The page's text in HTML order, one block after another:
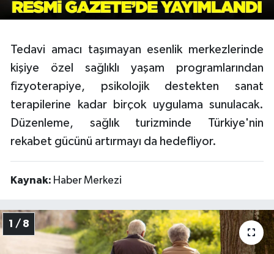
Tedavi amacı taşımayan esenlik merkezlerinde
kişiye özel sağlıklı yaşam programlarından
fizyoterapiye, psikolojik destekten sanat
terapilerine kadar birçok uygulama sunulacak.
Düzenleme, sağlık turizminde Türkiye'nin
rekabet gücünü artırmayı da hedefliyor.
Kaynak: Haber Merkezi
1 / 8